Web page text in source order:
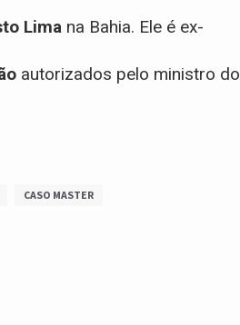
Lima na Bahia. Ele é ex-
autorizados pelo ministro do
CASO MASTER